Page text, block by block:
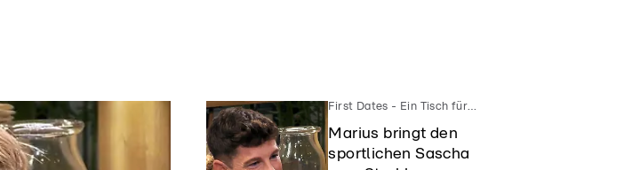
First Dates - Ein Tisch für Zwei
Marius bringt den
sportlichen Sascha